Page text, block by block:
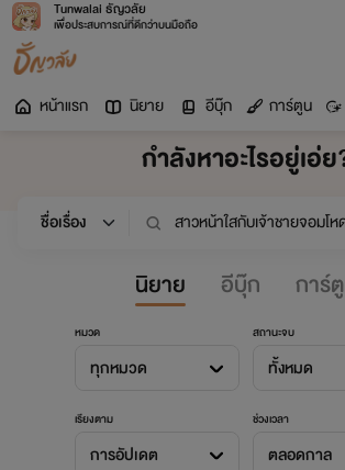
Tunwalai ธัญวลัย
เพื่อประสบการณ์ที่ดีกว่าบนมือถือ
หน้าแรก นิยาย อีบุ๊ก การ์ตูน
กำลังหาอะไรอยู่เอ่
นิยาย อีบุ๊ก การ์
หมวด
ทุกหมวด
สถานะจบ
ทั้งหมด
เรียงตาม
การอัปเดต
ช่วงเวลา
ตลอดกาล